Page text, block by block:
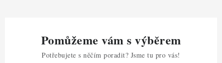
Pomůžeme vám s výběrem
Potřebujete s něčím poradit? Jsme tu pro vás!